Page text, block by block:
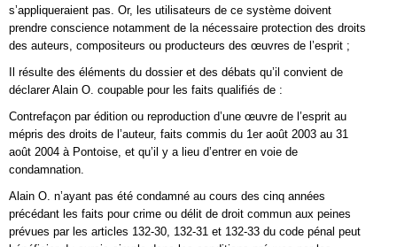
s’appliqueraient pas. Or, les utilisateurs de ce système doivent
prendre conscience notamment de la nécessaire protection des droits
des auteurs, compositeurs ou producteurs des œuvres de l’esprit ;
Il résulte des éléments du dossier et des débats qu’il convient de
déclarer Alain O. coupable pour les faits qualifiés de :
Contrefaçon par édition ou reproduction d’une œuvre de l’esprit au
mépris des droits de l’auteur, faits commis du 1er août 2003 au 31
août 2004 à Pontoise, et qu’il y a lieu d’entrer en voie de
condamnation.
Alain O. n’ayant pas été condamné au cours des cinq années
précédant les faits pour crime ou délit de droit commun aux peines
prévues par les articles 132-30, 132-31 et 132-33 du code pénal peut